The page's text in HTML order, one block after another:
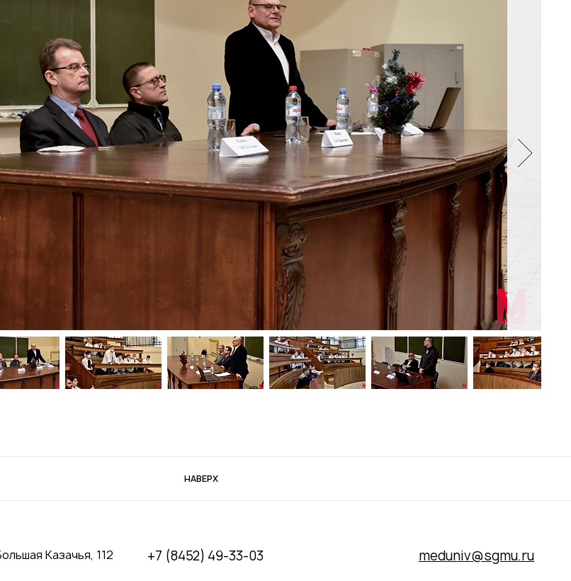
НАВЕРХ
Казачья, 112
+7 (8452) 49-33-03 meduniv@sgmu.ru